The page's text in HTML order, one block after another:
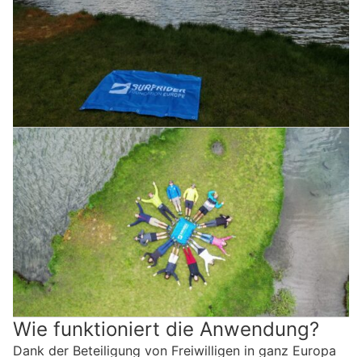
Wie funktioniert die Anwendung?
Dank der Beteiligung von Freiwilligen in ganz Europa